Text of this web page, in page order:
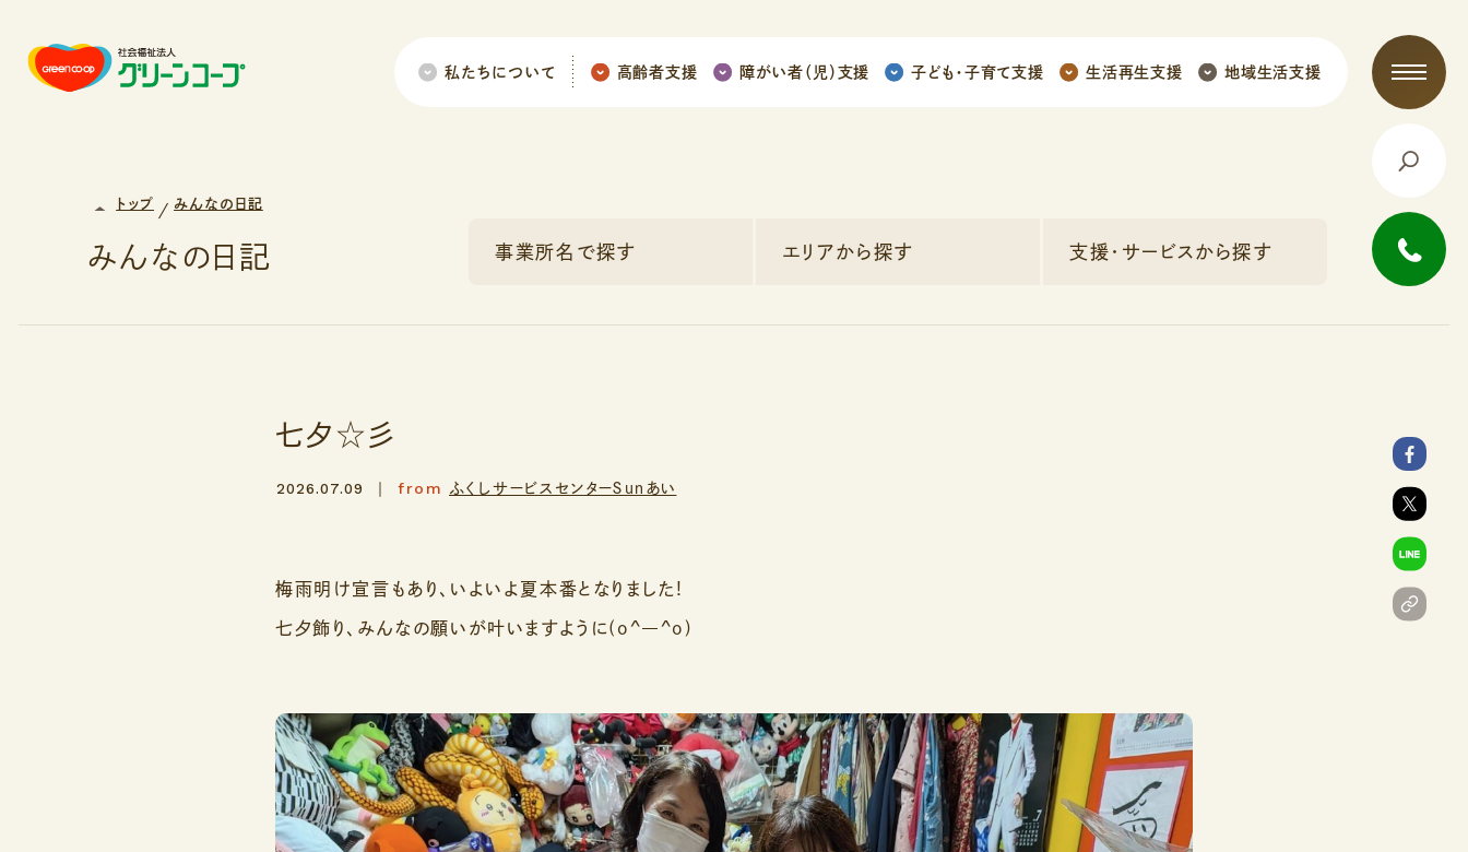
私たちについて 高齢者支援 障がい者（児）支援 子ども ・ 子育て支援 生活再生支援 地域生活支援
トップ みんなの日記
みんなの日記 事業所名で探す エリアから探す 支援・サービスから探す
七夕☆彡
2026.07.09 from ふくしサービスセンターＳｕｎあい
梅雨明け宣言もあり、いよいよ夏本番となりました!
七夕飾り、みんなの願いが叶いますように(o^―^o)